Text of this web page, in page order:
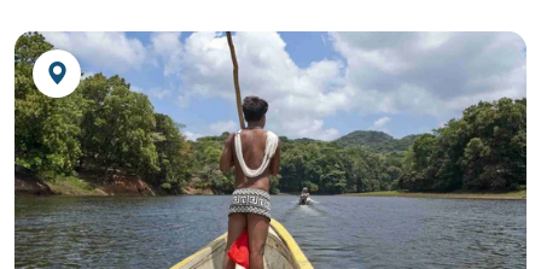
城市景观）、玻利瓦尔广场等。
在当地餐厅享用午餐。参观米拉弗洛雷斯水闸（Miraflores
Locks），观摩船只通过水闸的过程。 门票还包括展览室和
运河历史 3D 视频放映。
金巴雅拉丁美洲的独家之旅!
在弗朗西亚广场（Plaza de Francia），您将品尝到美味的
拉斯帕多（raspado），这是一种由小贩出售的加有碎冰和